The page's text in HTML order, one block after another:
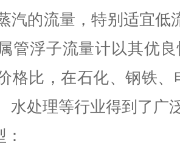
汽的流量，特别适宜低
管浮子流量计以其优
格比，在石化、钢铁
水处理等行业得到了广
：